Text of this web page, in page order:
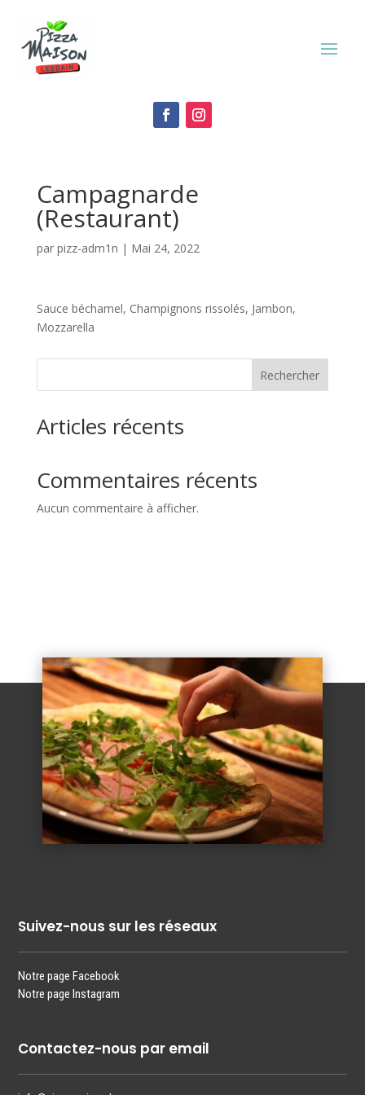
Campagnarde
(Restaurant)
par pizz-adm1n | Mai 24, 2022
Sauce béchamel, Champignons rissolés, Jambon,
Mozzarella
Rechercher
Articles récents
Commentaires récents
Aucun commentaire à afficher.
Suivez-nous sur les réseaux
Notre page Facebook
Notre page Instagram
Contactez-nous par email